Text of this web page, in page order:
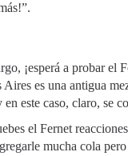
¡esperá a probar
es una antigua
este caso, claro, se
el Fernet
mucha cola